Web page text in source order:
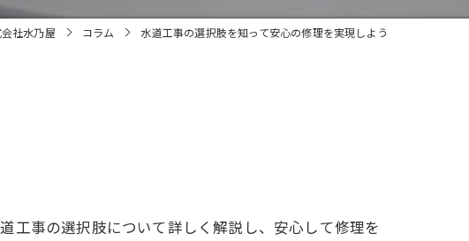
社水乃屋 コラム 水道工事の選択肢を知って安心の修理を実現しよう
工事の選択肢について詳しく解説し、安心して修理を